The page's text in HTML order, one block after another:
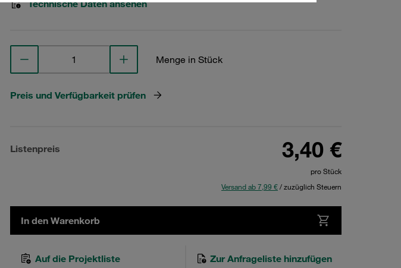
Technische Daten ansehen
Menge in Stück
Preis und Verfügbarkeit prüfen
Listenpreis 3,40 €
pro Stück
Versand ab 7,99 €/ zuzüglich Steuern
In den Warenkorb
Auf die Projektliste Zur Anfrageliste hinzufügen